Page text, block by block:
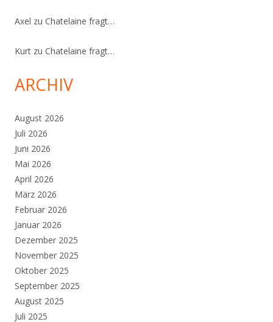
Axel zu Chatelaine fragt…
Kurt zu Chatelaine fragt…
ARCHIV
August 2026
Juli 2026
Juni 2026
Mai 2026
April 2026
März 2026
Februar 2026
Januar 2026
Dezember 2025
November 2025
Oktober 2025
September 2025
August 2025
Juli 2025